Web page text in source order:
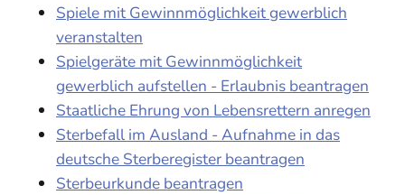
Spiele mit Gewinnmöglichkeit gewerblich
veranstalten
Spielgeräte mit Gewinnmöglichkeit
gewerblich aufstellen - Erlaubnis beantragen
Staatliche Ehrung von Lebensrettern anregen
Sterbefall im Ausland - Aufnahme in das
deutsche Sterberegister beantragen
Sterbeurkunde beantragen